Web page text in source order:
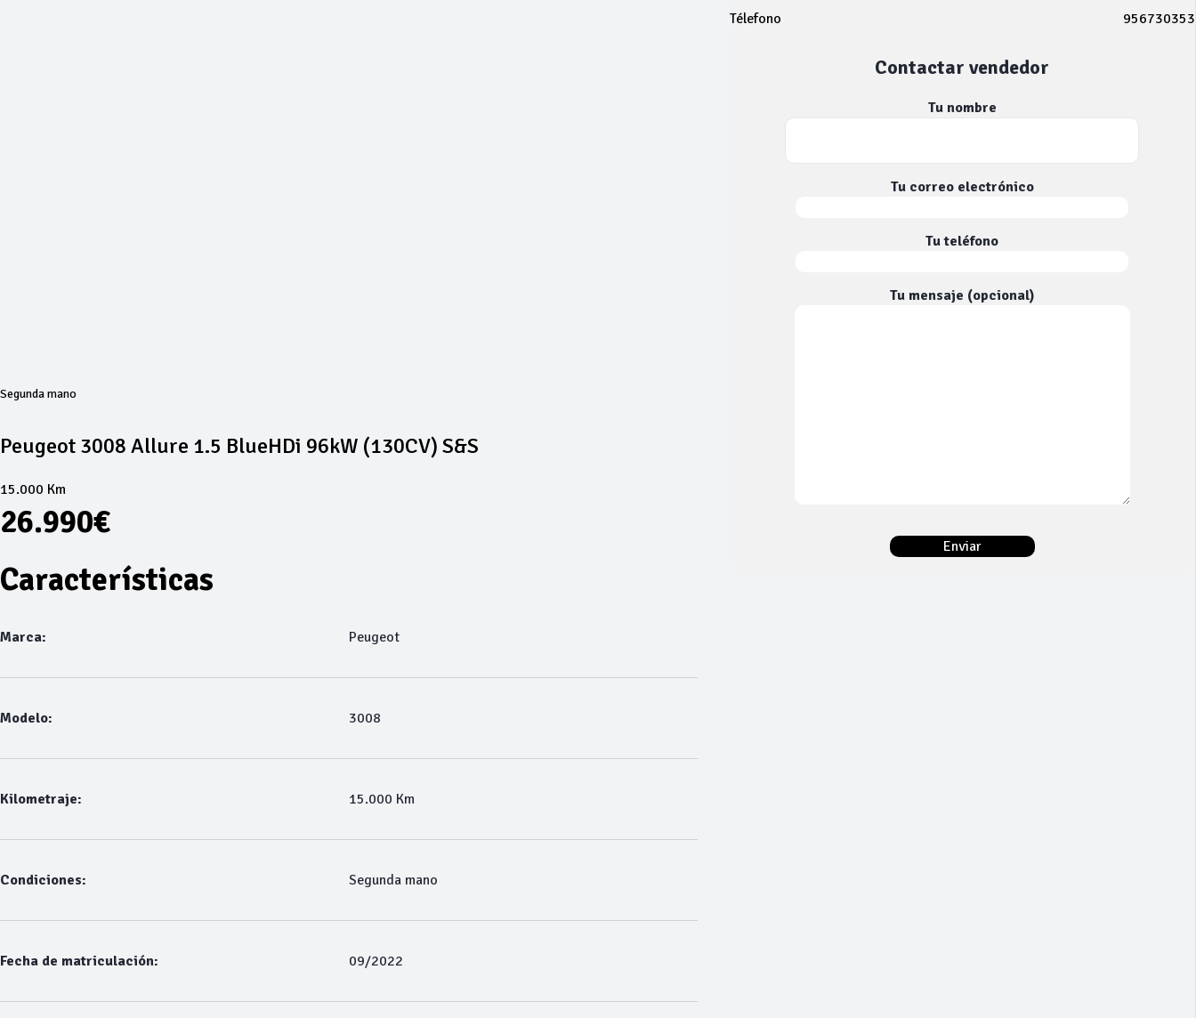
Segunda mano
Peugeot 3008 Allure 1.5 BlueHDi 96kW (130CV) S&S
15.000 Km
26.990€
Características
Marca: Peugeot
Modelo: 3008
Kilometraje: 15.000 Km
Condiciones: Segunda mano
Fecha de matriculación: 09/2022
Télefono
956730353
Contactar vendedor
Tu nombre
Tu correo electrónico
Tu teléfono
Tu mensaje (opcional)